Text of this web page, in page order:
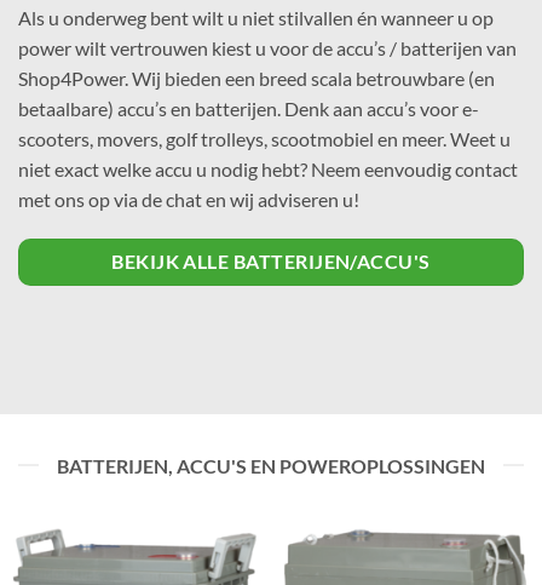
Als u onderweg bent wilt u niet stilvallen én wanneer u op
power wilt vertrouwen kiest u voor de accu’s / batterijen van
Shop4Power. Wij bieden een breed scala betrouwbare (en
betaalbare) accu’s en batterijen. Denk aan accu’s voor e-
scooters, movers, golf trolleys, scootmobiel en meer. Weet u
niet exact welke accu u nodig hebt? Neem eenvoudig contact
met ons op via de chat en wij adviseren u!
BEKIJK ALLE BATTERIJEN/ACCU'S
BATTERIJEN, ACCU'S EN POWEROPLOSSINGEN